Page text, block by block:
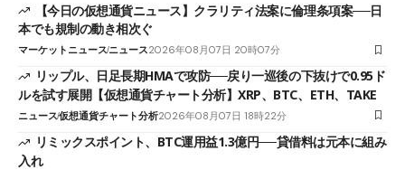
【今日の仮想通貨ニュース】クラリティ法案に倫理条項案──日
本でも規制の動き相次ぐ
マーケットニュースニュース2026年08月07日 20時07分
リップル、日足長期HMAで攻防──戻り一巡後の下抜けで0.95ド
ルを試す展開【仮想通貨チャート分析】XRP、BTC、ETH、TAKE
ニュース仮想通貨チャート分析2026年08月07日 18時22分
リミックスポイント、BTC運用益1.3億円──貸借料は元本に組み
入れ